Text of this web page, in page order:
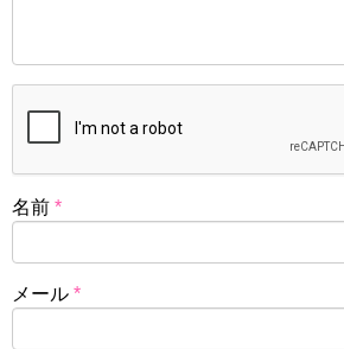
名前 *
メール *